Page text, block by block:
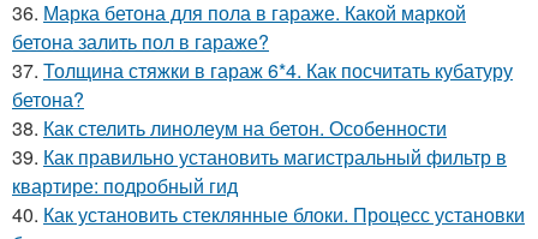
36. Марка бетона для пола в гараже. Какой маркой
бетона залить пол в гараже?
37. Толщина стяжки в гараж 6*4. Как посчитать кубатуру
бетона?
38. Как стелить линолеум на бетон. Особенности
39. Как правильно установить магистральный фильтр в
квартире: подробный гид
40. Как установить стеклянные блоки. Процесс установки